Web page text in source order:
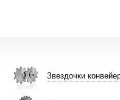
Звездочки